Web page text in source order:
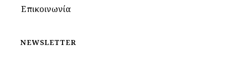
Επικοινωνία
NEWSLETTER